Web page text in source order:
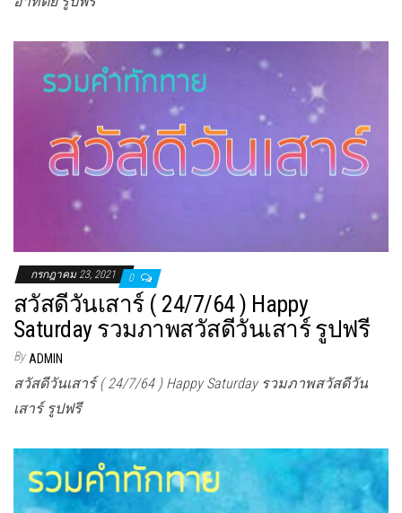
กรกฎาคม 23, 2021 0
สวัสดีวันเสาร์ ( 24/7/64 ) Happy
Saturday รวมภาพสวัสดีวันเสาร์ รูปฟรี
By ADMIN
สวัสดีวันเสาร์ ( 24/7/64 ) Happy Saturday รวมภาพสวัสดีวัน
เสาร์ รูปฟรี